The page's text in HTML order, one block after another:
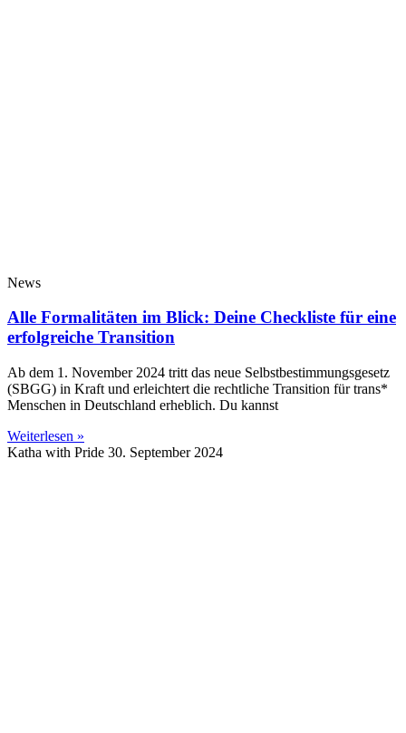
News
Alle Formalitäten im Blick: Deine Checkliste für eine
erfolgreiche Transition
Ab dem 1. November 2024 tritt das neue Selbstbestimmungsgesetz
(SBGG) in Kraft und erleichtert die rechtliche Transition für trans*
Menschen in Deutschland erheblich. Du kannst
Weiterlesen »
Katha with Pride 30. September 2024